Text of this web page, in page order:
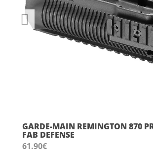
GARDE-MAIN REMINGTON 870
FAB DEFENSE
61.90€